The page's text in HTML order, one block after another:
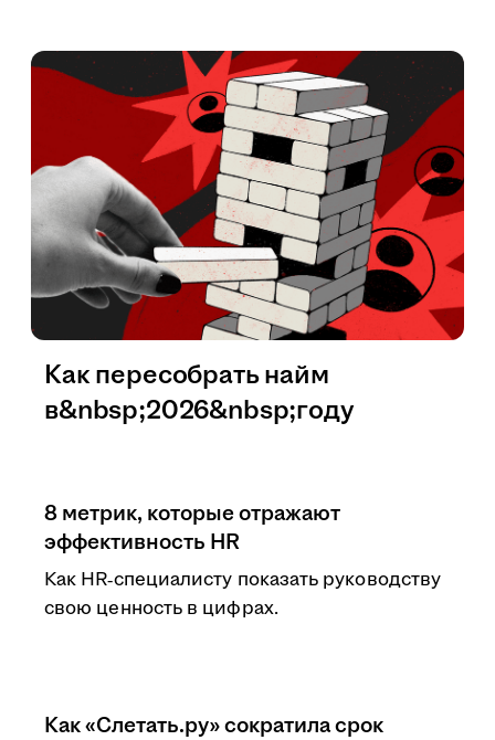
Как пересобрать найм
в&nbsp;2026&nbsp;году
8 метрик, которые отражают
эффективность HR
Как HR‑специалисту показать руководству
свою ценность в цифрах.
Как «Слетать.ру» сократила срок